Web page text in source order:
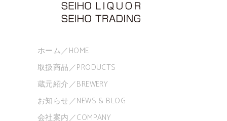
ホーム／HOME
取扱商品／PRODUCTS
蔵元紹介／BREWERY
お知らせ／NEWS & BLOG
会社案内／COMPANY